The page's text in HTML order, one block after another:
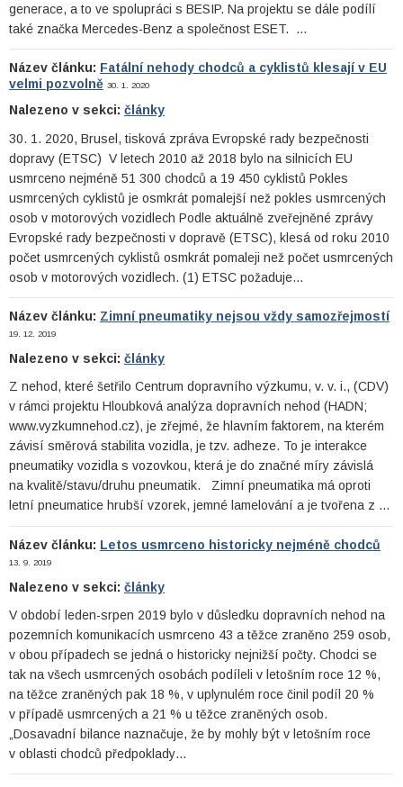
generace, a to ve spolupráci s BESIP. Na projektu se dále podílí
také značka Mercedes-Benz a společnost ESET. …
Název článku: Fatální nehody chodců a cyklistů klesají v EU
velmi pozvolně 30. 1. 2020
Nalezeno v sekci: články
30. 1. 2020, Brusel, tisková zpráva Evropské rady bezpečnosti
dopravy (ETSC) V letech 2010 až 2018 bylo na silnicích EU
usmrceno nejméně 51 300 chodců a 19 450 cyklistů Pokles
usmrcených cyklistů je osmkrát pomalejší než pokles usmrcených
osob v motorových vozidlech Podle aktuálně zveřejněné zprávy
Evropské rady bezpečnosti v dopravě (ETSC), klesá od roku 2010
počet usmrcených cyklistů osmkrát pomaleji než počet usmrcených
osob v motorových vozidlech. (1) ETSC požaduje…
Název článku: Zimní pneumatiky nejsou vždy samozřejmostí
19. 12. 2019
Nalezeno v sekci: články
Z nehod, které šetřilo Centrum dopravního výzkumu, v. v. i., (CDV)
v rámci projektu Hloubková analýza dopravních nehod (HADN;
www.vyzkumnehod.cz), je zřejmé, že hlavním faktorem, na kterém
závisí směrová stabilita vozidla, je tzv. adheze. To je interakce
pneumatiky vozidla s vozovkou, která je do značné míry závislá
na kvalitě/stavu/druhu pneumatik. Zimní pneumatika má oproti
letní pneumatice hrubší vzorek, jemné lamelování a je tvořena z …
Název článku: Letos usmrceno historicky nejméně chodců
13. 9. 2019
Nalezeno v sekci: články
V období leden-srpen 2019 bylo v důsledku dopravních nehod na
pozemních komunikacích usmrceno 43 a těžce zraněno 259 osob,
v obou případech se jedná o historicky nejnižší počty. Chodci se
tak na všech usmrcených osobách podíleli v letošním roce 12 %,
na těžce zraněných pak 18 %, v uplynulém roce činil podíl 20 %
v případě usmrcených a 21 % u těžce zraněných osob.
„Dosavadní bilance naznačuje, že by mohly být v letošním roce
v oblasti chodců předpoklady…